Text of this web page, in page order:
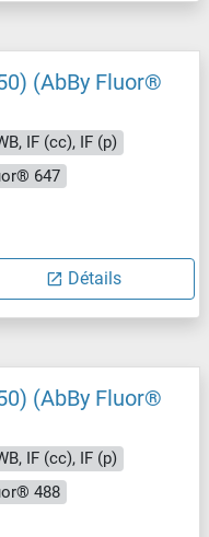
(AbBy Fluor®
IF (cc), IF (p)
647
Détails
(AbBy Fluor®
IF (cc), IF (p)
488